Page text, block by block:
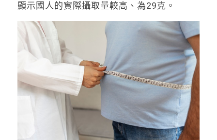
顯示國人的實際攝取量較高、為29克。